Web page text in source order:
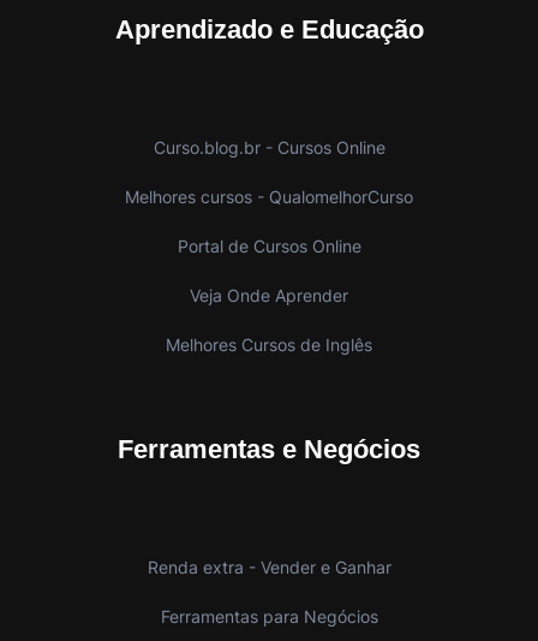
Aprendizado e Educação
Curso.blog.br - Cursos Online
Melhores cursos - QualomelhorCurso
Portal de Cursos Online
Veja Onde Aprender
Melhores Cursos de Inglês
Ferramentas e Negócios
Renda extra - Vender e Ganhar
Ferramentas para Negócios